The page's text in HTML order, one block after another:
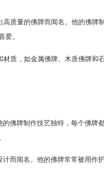
质量的佛牌而闻名。他的佛牌
爱。
质，如金属佛牌、木质佛牌和
的佛牌制作技艺独特，每个佛牌
而闻名。他的佛牌常常被用作